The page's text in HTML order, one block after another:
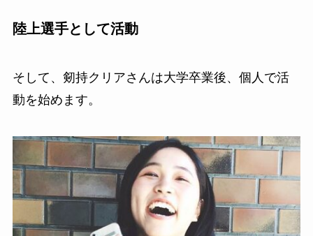
陸上選手として活動
そして、剱持クリアさんは大学卒業後、個人で活
動を始めます。